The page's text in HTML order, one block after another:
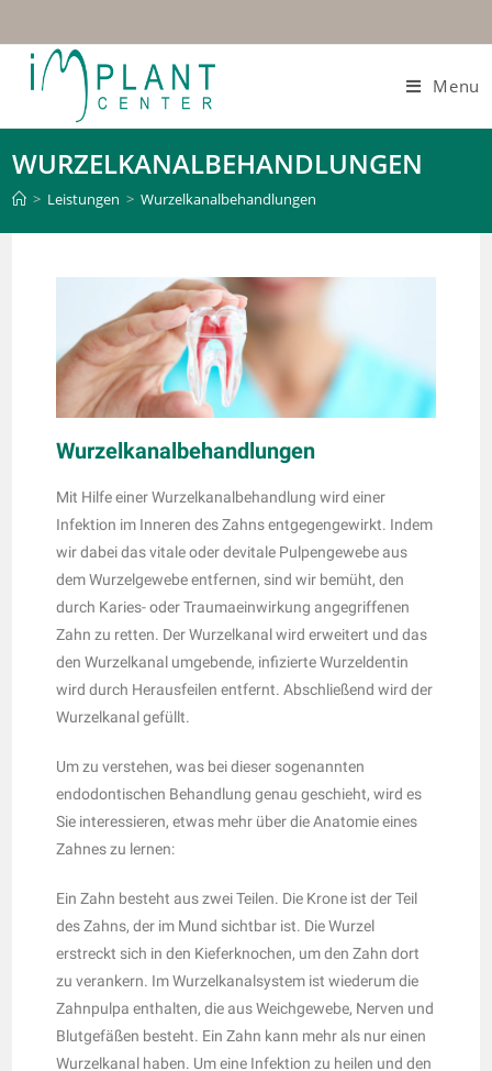
Menu
WURZELKANALBEHANDLUNGEN
> Leistungen > Wurzelkanalbehandlungen
Wurzelkanalbehandlungen
Mit Hilfe einer Wurzelkanalbehandlung wird einer
Infektion im Inneren des Zahns entgegengewirkt. Indem
wir dabei das vitale oder devitale Pulpengewebe aus
dem Wurzelgewebe entfernen, sind wir bemüht, den
durch Karies- oder Traumaeinwirkung angegriffenen
Zahn zu retten. Der Wurzelkanal wird erweitert und das
den Wurzelkanal umgebende, infizierte Wurzeldentin
wird durch Herausfeilen entfernt. Abschließend wird der
Wurzelkanal gefüllt.
Um zu verstehen, was bei dieser sogenannten
endodontischen Behandlung genau geschieht, wird es
Sie interessieren, etwas mehr über die Anatomie eines
Zahnes zu lernen:
Ein Zahn besteht aus zwei Teilen. Die Krone ist der Teil
des Zahns, der im Mund sichtbar ist. Die Wurzel
erstreckt sich in den Kieferknochen, um den Zahn dort
zu verankern. Im Wurzelkanalsystem ist wiederum die
Zahnpulpa enthalten, die aus Weichgewebe, Nerven und
Blutgefäßen besteht. Ein Zahn kann mehr als nur einen
Wurzelkanal haben. Um eine Infektion zu heilen und den